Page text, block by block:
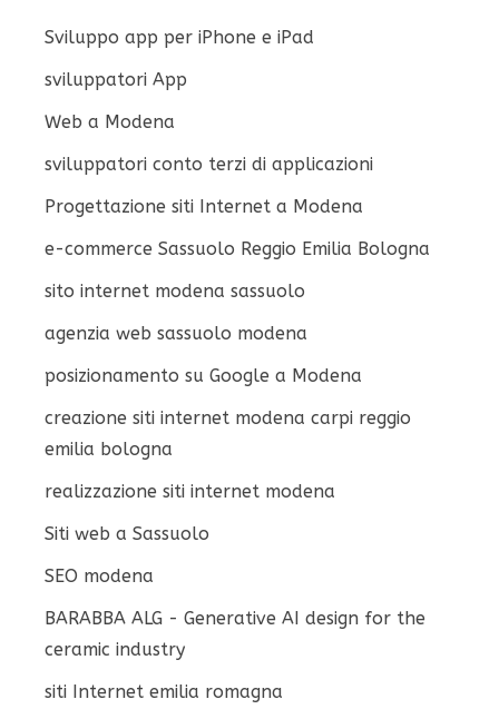
Sviluppo app per iPhone e iPad
sviluppatori App
Web a Modena
sviluppatori conto terzi di applicazioni
Progettazione siti Internet a Modena
e-commerce Sassuolo Reggio Emilia Bologna
sito internet modena sassuolo
agenzia web sassuolo modena
posizionamento su Google a Modena
creazione siti internet modena carpi reggio
emilia bologna
realizzazione siti internet modena
Siti web a Sassuolo
SEO modena
BARABBA ALG - Generative AI design for the
ceramic industry
siti Internet emilia romagna